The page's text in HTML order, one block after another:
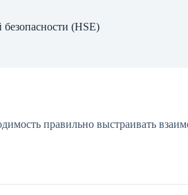
(HSE)
правильно выстраивать